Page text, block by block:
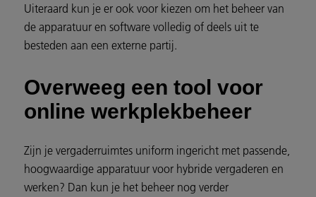
Uiteraard kun je er ook voor kiezen om het beheer van
de apparatuur en software volledig of deels uit te
besteden aan een externe partij.
Overweeg een tool voor
online werkplekbeheer
Zijn je vergaderruimtes uniform ingericht met passende,
hoogwaardige apparatuur voor hybride vergaderen en
werken? Dan kun je het beheer nog verder